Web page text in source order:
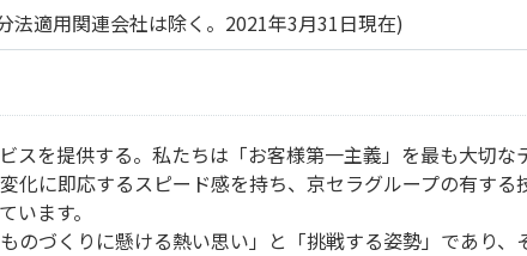
法適用関連会社は除く。2021年3月31日現在)
スを提供する。私たちは「お客様第一主義」を最も大切な
化に即応するスピード感を持ち、京セラグループの有する
います。
のづくりに懸ける熱い思い」と「挑戦する姿勢」であり、